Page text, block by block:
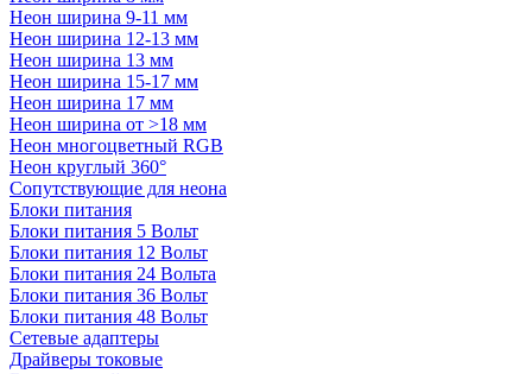
Неон ширина 9-11 мм
Неон ширина 12-13 мм
Неон ширина 13 мм
Неон ширина 15-17 мм
Неон ширина 17 мм
Неон ширина от >18 мм
Неон многоцветный RGB
Неон круглый 360°
Сопутствующие для неона
Блоки питания
Блоки питания 5 Вольт
Блоки питания 12 Вольт
Блоки питания 24 Вольта
Блоки питания 36 Вольт
Блоки питания 48 Вольт
Сетевые адаптеры
Драйверы токовые